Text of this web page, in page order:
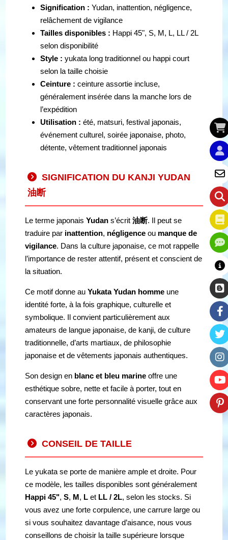
Signification : Yudan, inattention, négligence,
relâchement de vigilance
Tailles disponibles : Happi 45", S, M, L, LL / 2L
selon disponibilité
Style : yukata long traditionnel ou happi court
selon la taille choisie
Ceinture : ceinture assortie incluse,
généralement insérée dans la manche lors de
l’expédition
Utilisation : été, matsuri, festival japonais,
événement culturel, soirée japonaise, photo,
détente, vêtement traditionnel japonais
SIGNIFICATION DU KANJI YUDAN
油断
Le terme japonaisYudan s’écrit油断. Il peut se
traduire par inattention, négligence ou manque de
vigilance. Dans la culture japonaise, ce mot rappelle
l’importance de rester attentif, présent et conscient de
la situation.
Ce motif donne auYukata Yudan homme une
identité forte, à la fois graphique, culturelle et
symbolique. Il convient particulièrement aux
amateurs de langue japonaise, de kanji, de culture
traditionnelle, d’arts martiaux, de philosophie
japonaise et de vêtements japonais authentiques.
Son design en blanc et bleu marine offre une
esthétique sobre, nette et facile à porter, tout en
conservant une forte personnalité visuelle grâce aux
caractères japonais.
CONSEIL DE TAILLE
Le yukata se porte de manière ample et droite. Pour
ce modèle, les tailles disponibles sont généralement
Happi 45",S, M, L et LL / 2L, selon les stocks. Si
vous avez une forte corpulence, une carrure large ou
si vous souhaitez davantage d’aisance, nous vous
conseillons de choisir la taille supérieure lorsque